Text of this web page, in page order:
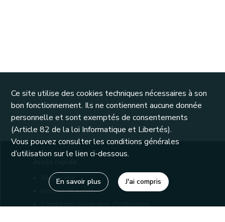
Recherche
Horaire et accès
Conditions Générales d'Utilisation
Ce site utilise des cookies techniques nécessaires à son
bon fonctionnement. Ils ne contiennent aucune donnée
personnelle et sont exemptés de consentements
(Article 82 de la loi Informatique et Libertés).
Vous pouvez consulter les conditions générales
d’utilisation sur le lien ci-dessous.
En savoir plus J'ai compris